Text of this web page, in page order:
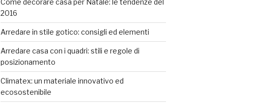
Come decorare casa per Natale: le tendenze del
2016
Arredare in stile gotico: consigli ed elementi
Arredare casa con i quadri: stili e regole di
posizionamento
Climatex: un materiale innovativo ed
ecosostenibile